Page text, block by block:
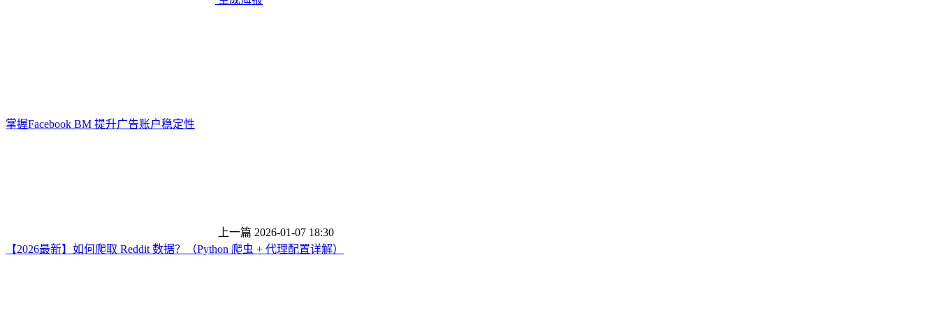
掌握Facebook BM 提升广告账户稳定性
上一篇 2026-01-07 18:30
【2026最新】如何爬取 Reddit 数据？（Python 爬虫 + 代理配置详解）